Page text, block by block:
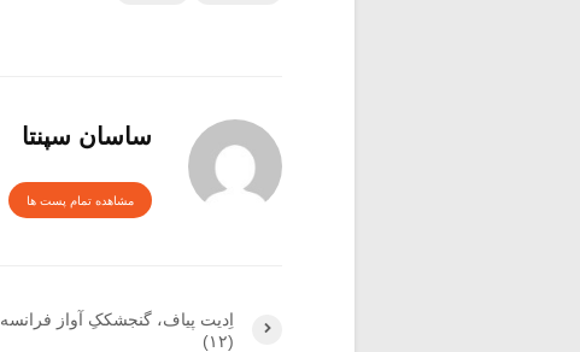
ساسان سپنتا
مشاهده تمام پست ها
اِدیت پیاف، گنجشککِ آواز فرانسه
(۱۲)